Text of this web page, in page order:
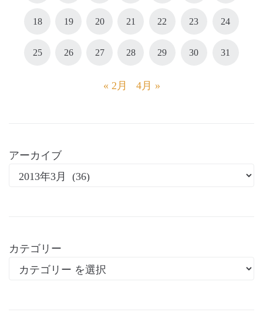
18 19 20 21 22 23 24
25 26 27 28 29 30 31
« 2月 4月 »
アーカイブ
カテゴリー